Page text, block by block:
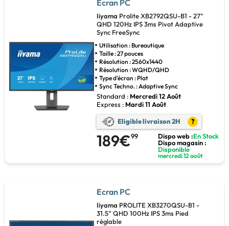
Ecran PC
Iiyama Prolite XB2792QSU-B1 - 27"
QHD 120Hz IPS 3ms Pivot Adaptive
Sync FreeSync
Utilisation : Bureautique
Taille : 27 pouces
Résolution : 2560x1440
Résolution : WQHD/QHD
Type d'écran : Plat
Sync Techno. : Adaptive Sync
Standard : Mercredi 12 Août
Express : Mardi 11 Août
Eligible livraison 2H ?
189€99 Dispo web :En Stock
Dispo magasin :
Disponible
mercredi 12 août
Ecran PC
Iiyama PROLITE XB3270QSU-B1 -
31.5" QHD 100Hz IPS 3ms Pied
réglable